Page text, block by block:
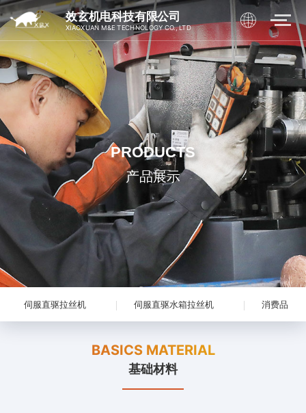
效玄机电科技有限公司
XIAOXUAN M&E TECHNOLOGY CO., LTD
PRODUCTS
产品展示
伺服直驱拉丝机 伺服直驱水箱拉丝机 消费品
BASICS MATERIAL
基础材料